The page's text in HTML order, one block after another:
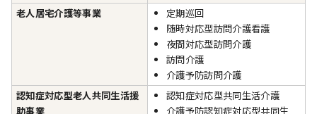
老人居宅介護等事業
定期巡回
随時対応型訪問介護看護
夜間対応型訪問介護
訪問介護
介護予防訪問介護
認知症対応型老人共同生活援
助事業
認知症対応型共同生活介護
介護予防認知症対応型共同生